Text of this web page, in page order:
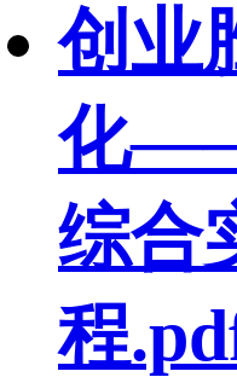
创业
化
综合
程